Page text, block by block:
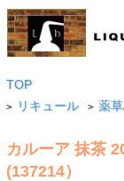
TOP
> リキュール > 薬
カルーア 抹茶
(137214）